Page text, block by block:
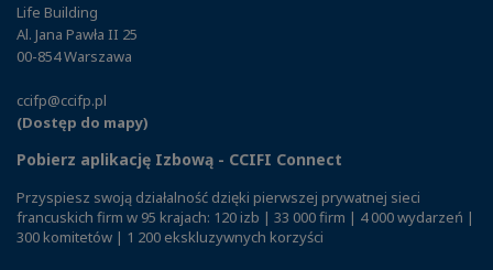
Life Building
Al. Jana Pawła II 25
00-854 Warszawa
ccifp@ccifp.pl
(Dostęp do mapy)
Pobierz aplikację Izbową - CCIFI Connect
Przyspiesz swoją działalność dzięki pierwszej prywatnej sieci
francuskich firm w 95 krajach: 120 izb | 33 000 firm | 4 000 wydarzeń |
300 komitetów | 1 200 ekskluzywnych korzyści